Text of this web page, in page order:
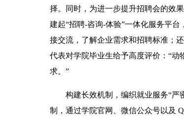
择。同时，为进一步提升招聘会的效
建起“招聘-咨询-体验”一体化服务平
接交流，了解企业需求和招聘标准；
代表对学院毕业生给予高度评价：“
求。”
构建长效机制，编织就业服务“严
制，通过学院官网、微信公众号以及